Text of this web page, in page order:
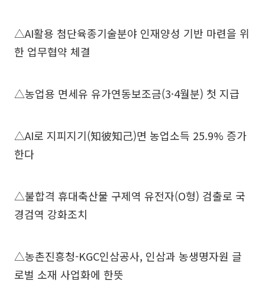
△AI활용 첨단육종기술분야 인재양성 기반 마련을 위
한 업무협약 체결
△농업용 면세유 유가연동보조금(3·4월분) 첫 지급
△AI로 지피지기(知彼知己)면 농업소득 25.9% 증가
한다
△불합격 휴대축산물 구제역 유전자(O형) 검출로 국
경검역 강화조치
△농촌진흥청-KGC인삼공사, 인삼과 농생명자원 글
로벌 소재 사업화에 한뜻